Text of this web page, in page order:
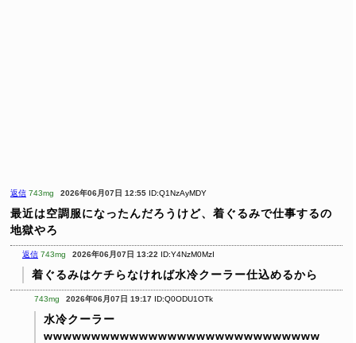
返信 743mg 2026年06月07日 12:55 ID:Q1NzAyMDY
最近は空調服になったんだろうけど、着ぐるみで仕事するの
地獄やろ
返信 743mg 2026年06月07日 13:22 ID:Y4NzM0MzI
着ぐるみはケチらなければ水冷クーラー仕込めるから
743mg 2026年06月07日 19:17 ID:Q0ODU1OTk
水冷クーラー
wwwwwwwwwwwwwwwwwwwwwwwwwwwww